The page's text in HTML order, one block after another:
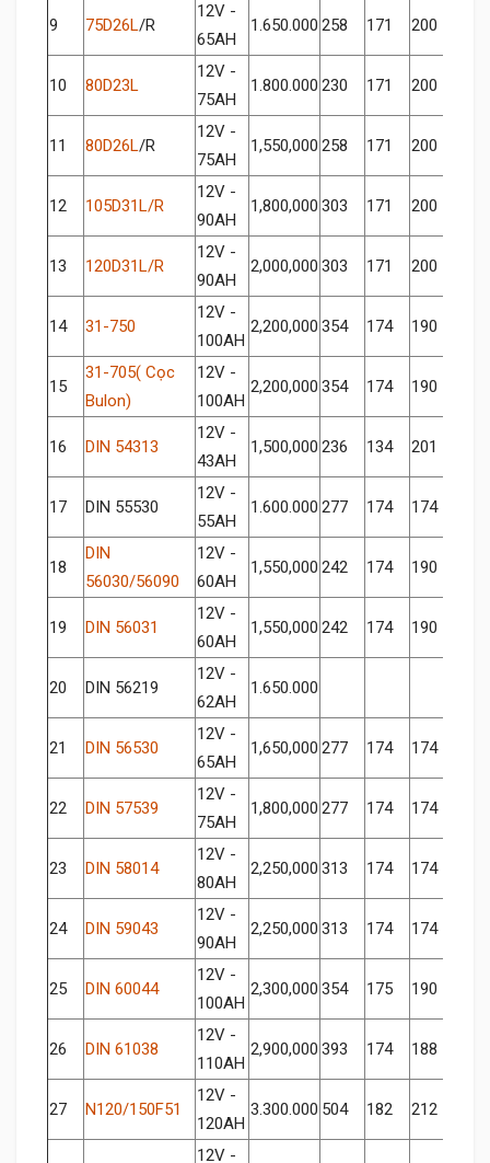
9 75D26L/R
12V -
65AH
1.650.000 258 171 200
10 80D23L
12V -
75AH
1.800.000 230 171 200
11 80D26L/R
12V -
75AH
1,550,000 258 171 200
12 105D31L/R
12V -
90AH
1,800,000 303 171 200
13 120D31L/R
12V -
90AH
2,000,000 303 171 200
14 31-750
12V -
100AH
2,200,000 354 174 190
15
31-705( Cọc
Bulon)
12V -
100AH
2,200,000 354 174 190
16 DIN 54313
12V -
43AH
1,500,000 236 134 201
17 DIN 55530
12V -
55AH
1.600.000 277 174 174
18
DIN
56030/56090
12V -
60AH
1,550,000 242 174 190
19 DIN 56031
12V -
60AH
1,550,000 242 174 190
20 DIN 56219
12V -
62AH
1.650.000
21 DIN 56530
12V -
65AH
1,650,000 277 174 174
22 DIN 57539
12V -
75AH
1,800,000 277 174 174
23 DIN 58014
12V -
80AH
2,250,000 313 174 174
24 DIN 59043
12V -
90AH
2,250,000 313 174 174
25 DIN 60044
12V -
100AH
2,300,000 354 175 190
26 DIN 61038
12V -
110AH
2,900,000 393 174 188
27 N120/150F51
12V -
120AH
3.300.000 504 182 212
12V -